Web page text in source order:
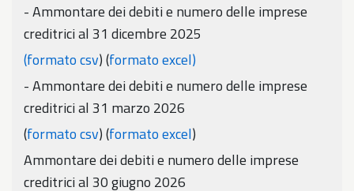
- Ammontare dei debiti e numero delle imprese
creditrici al 31 dicembre 2025
(formato csv) (formato excel)
- Ammontare dei debiti e numero delle imprese
creditrici al 31 marzo 2026
(formato csv) (formato excel)
Ammontare dei debiti e numero delle imprese
creditrici al 30 giugno 2026